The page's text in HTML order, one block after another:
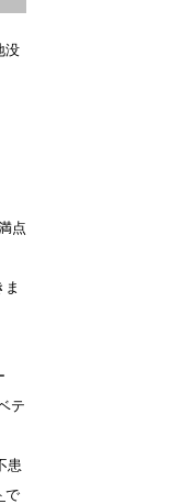
没
点
テ
患
で